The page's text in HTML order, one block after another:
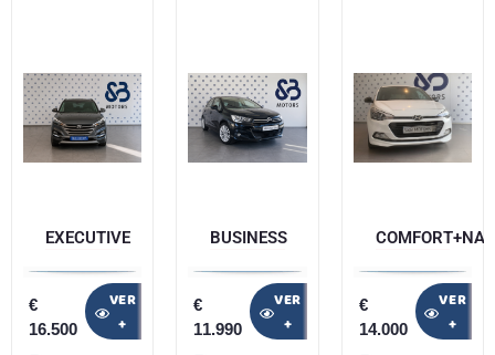
EXECUTIVE
€
16.500
VER
+
BUSINESS
€
11.990
VER
+
€
14.000
VER
+